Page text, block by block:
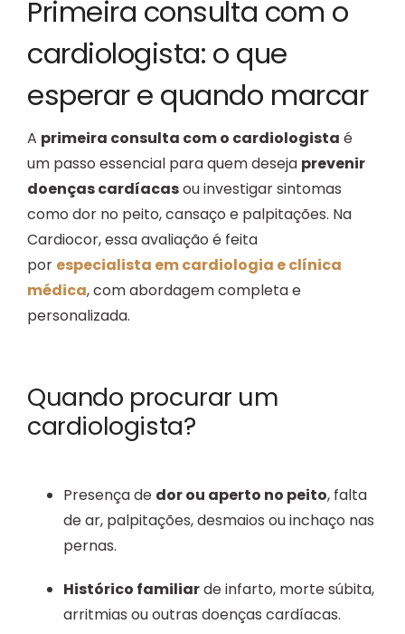
Primeira consulta com o
cardiologista: o que
esperar e quando marcar
A primeira consulta com o cardiologista é
um passo essencial para quem deseja prevenir
doenças cardíacasou investigar sintomas
como dor no peito, cansaço e palpitações. Na
Cardiocor, essa avaliação é feita
por especialista em cardiologia e clínica
médica, com abordagem completa e
personalizada.
Quando procurar um
cardiologista?
Presença de dor ou aperto no peito, falta
de ar, palpitações, desmaios ou inchaço nas
pernas.
Histórico familiarde infarto, morte súbita,
arritmias ou outras doenças cardíacas.